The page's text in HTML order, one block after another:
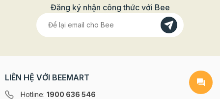
Đăng ký nhận công thức với Bee
LIÊN HỆ VỚI BEEMART
Hotline: 1900 636 546